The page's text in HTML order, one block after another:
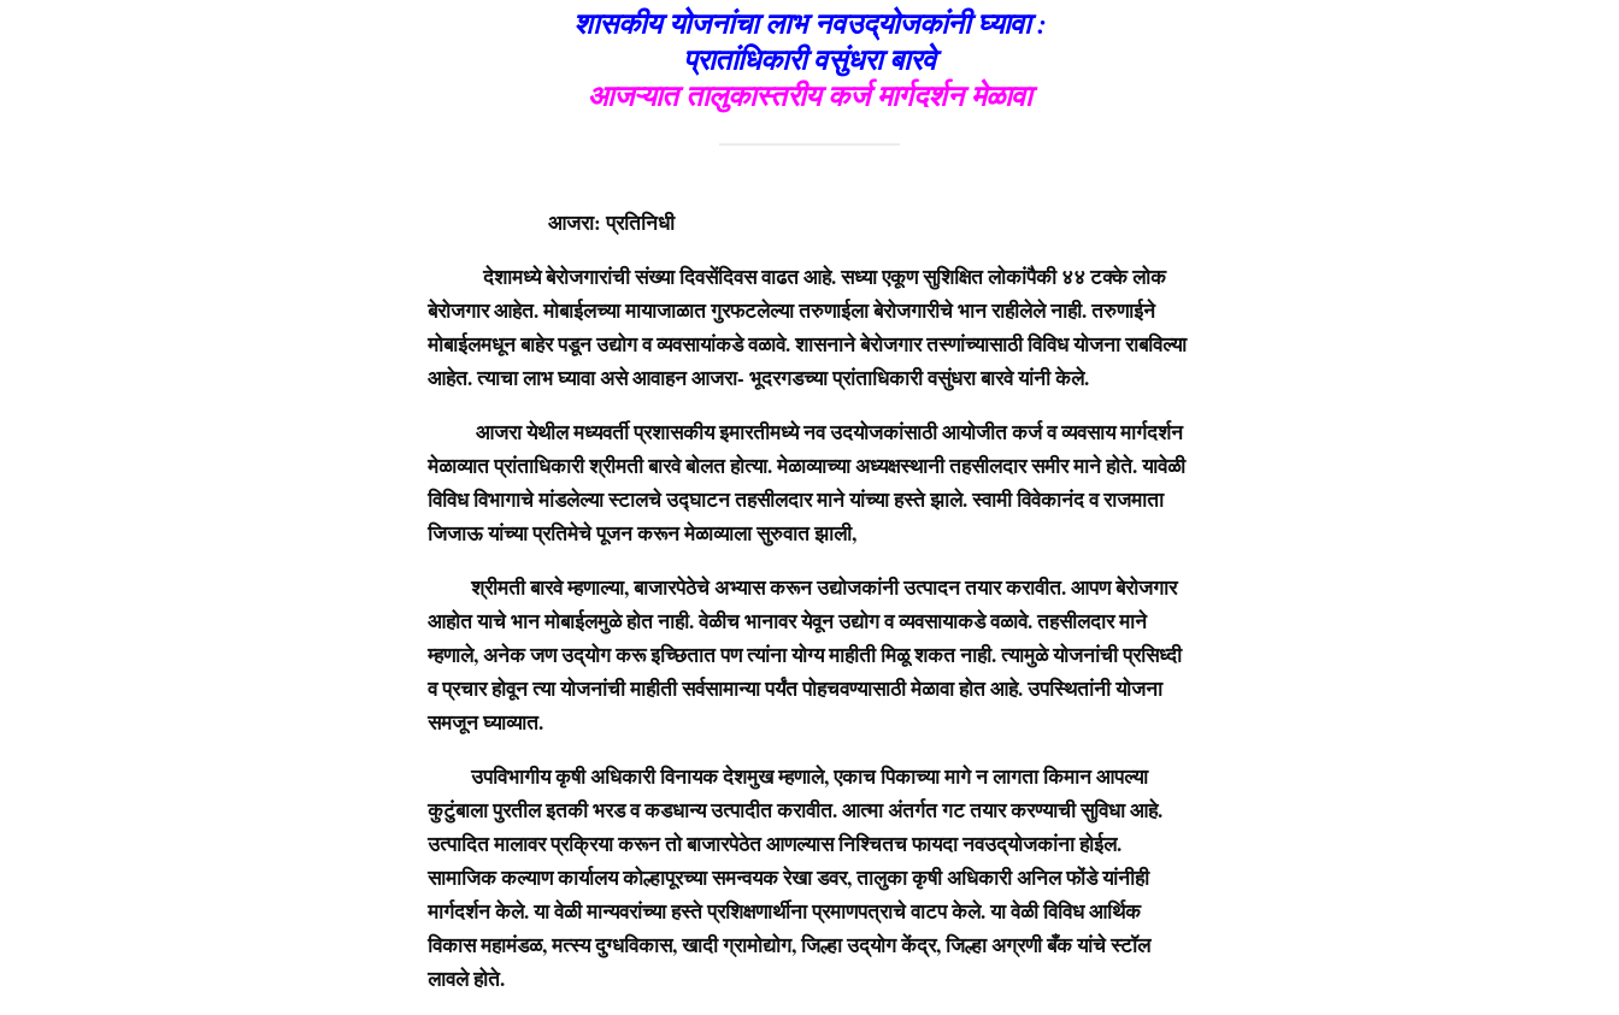
शासकीय योजनांचा लाभ नवउद्‌योजकांनी घ्यावा :
प्रातांधिकारी वसुंधरा बारवे
आजऱ्यात तालुकास्तरीय कर्ज मार्गदर्शन मेळावा
आजरा: प्रतिनिधी
देशामध्ये बेरोजगारांची संख्या दिवसेंदिवस वाढत आहे. सध्या एकूण सुशिक्षित लोकांपैकी ४४ टक्के लोक
बेरोजगार आहेत. मोबाईलच्या मायाजाळात गुरफटलेल्या तरुणाईला बेरोजगारीचे भान राहीलेले नाही. तरुणाईने
मोबाईलमधून बाहेर पडून उद्योग व व्यवसायांकडे वळावे. शासनाने बेरोजगार तस्णांच्यासाठी विविध योजना राबविल्या
आहेत. त्याचा लाभ घ्यावा असे आवाहन आजरा- भूदरगडच्या प्रांताधिकारी वसुंधरा बारवे यांनी केले.
आजरा येथील मध्यवर्ती प्रशासकीय इमारतीमध्ये नव उदयोजकांसाठी आयोजीत कर्ज व व्यवसाय मार्गदर्शन
मेळाव्यात प्रांताधिकारी श्रीमती बारवे बोलत होत्या. मेळाव्याच्या अध्यक्षस्थानी तहसीलदार समीर माने होते. यावेळी
विविध विभागाचे मांडलेल्या स्टालचे उ‌द्घाटन तहसीलदार माने यांच्या हस्ते झाले. स्वामी विवेकानंद व राजमाता
जिजाऊ यांच्या प्रतिमेचे पूजन करून मेळाव्याला सुरुवात झाली,
श्रीमती बारवे म्हणाल्या, बाजारपेठेचे अभ्यास करून उद्योजकांनी उत्पादन तयार करावीत. आपण बेरोजगार
आहोत याचे भान मोबाईलमुळे होत नाही. वेळीच भानावर येवून उद्योग व व्यवसायाकडे वळावे. तहसीलदार माने
म्हणाले, अनेक जण उद्‌योग करू इच्छितात पण त्यांना योग्य माहीती मिळू शकत नाही. त्यामुळे योजनांची प्रसिध्दी
व प्रचार होवून त्या योजनांची माहीती सर्वसामान्या पर्यंत पोहचवण्यासाठी मेळावा होत आहे. उपस्थितांनी योजना
समजून घ्याव्यात.
उपविभागीय कृषी अधिकारी विनायक देशमुख म्हणाले, एकाच पिकाच्या मागे न लागता किमान आपल्या
कुटुंबाला पुरतील इतकी भरड व कडधान्य उत्पादीत करावीत. आत्मा अंतर्गत गट तयार करण्याची सुविधा आहे.
उत्पादित मालावर प्रक्रिया करून तो बाजारपेठेत आणल्यास निश्चितच फायदा नवउद्‌योजकांना होईल.
सामाजिक कल्याण कार्यालय कोल्हापूरच्या समन्वयक रेखा डवर, तालुका कृषी अधिकारी अनिल फोंडे यांनीही
मार्गदर्शन केले. या वेळी मान्यवरांच्या हस्ते प्रशिक्षणार्थीना प्रमाणपत्राचे वाटप केले. या वेळी विविध आर्थिक
विकास महामंडळ, मत्स्य दुग्धविकास, खादी ग्रामोद्योग, जिल्हा उद्‌योग केंद्र, जिल्हा अग्रणी बँक यांचे स्टॉल
लावले होते.